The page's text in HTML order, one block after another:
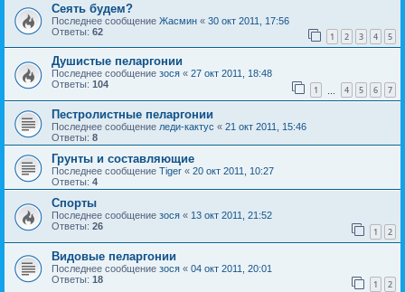
Сеять будем?
Последнее сообщение Жасмин « 30 окт 2011, 17:56
Ответы: 62 1 2 3 4 5
Душистые пеларгонии
Последнее сообщение зося « 27 окт 2011, 18:48
Ответы: 104 1 4 5 6 7
Пестролистные пеларгонии
Последнее сообщение леди-кактус « 21 окт 2011, 15:46
Ответы: 8
Грунты и составляющие
Последнее сообщение Tiger « 20 окт 2011, 10:27
Ответы: 4
Спорты
Последнее сообщение зося « 13 окт 2011, 21:52
Ответы: 26 1 2
Видовые пеларгонии
Последнее сообщение зося « 04 окт 2011, 20:01
Ответы: 18 1 2